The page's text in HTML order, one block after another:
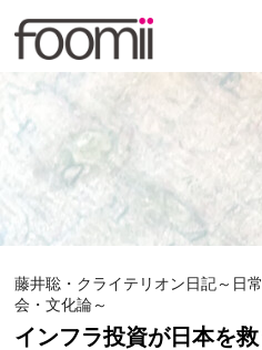
藤井聡・クライテリオン日記～日
会・文化論～
インフラ投資が日本を